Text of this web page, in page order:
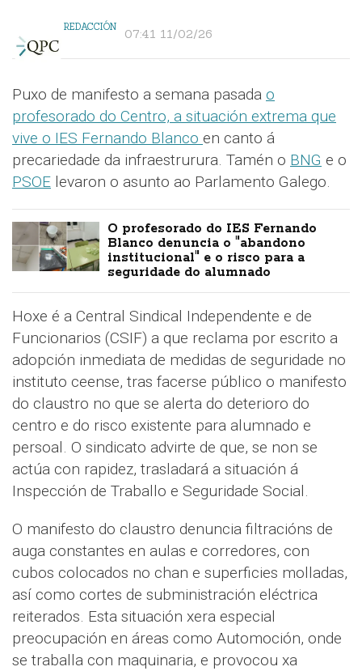
REDACCIÓN 07:41 11/02/26
Puxo de manifesto a semana pasada o
profesorado do Centro, a situación extrema que
vive o IES Fernando Blanco en canto á
precariedade da infraestrurura. Tamén o BNG e o
PSOE levaron o asunto ao Parlamento Galego.
O profesorado do IES Fernando
Blanco denuncia o "abandono
institucional" e o risco para a
seguridade do alumnado
Hoxe é a Central Sindical Independente e de
Funcionarios (CSIF) a que reclama por escrito a
adopción inmediata de medidas de seguridade no
instituto ceense, tras facerse público o manifesto
do claustro no que se alerta do deterioro do
centro e do risco existente para alumnado e
persoal. O sindicato advirte de que, se non se
actúa con rapidez, trasladará a situación á
Inspección de Traballo e Seguridade Social.
O manifesto do claustro denuncia filtracións de
auga constantes en aulas e corredores, con
cubos colocados no chan e superficies molladas,
así como cortes de subministración eléctrica
reiterados. Esta situación xera especial
preocupación en áreas como Automoción, onde
se traballa con maquinaria, e provocou xa